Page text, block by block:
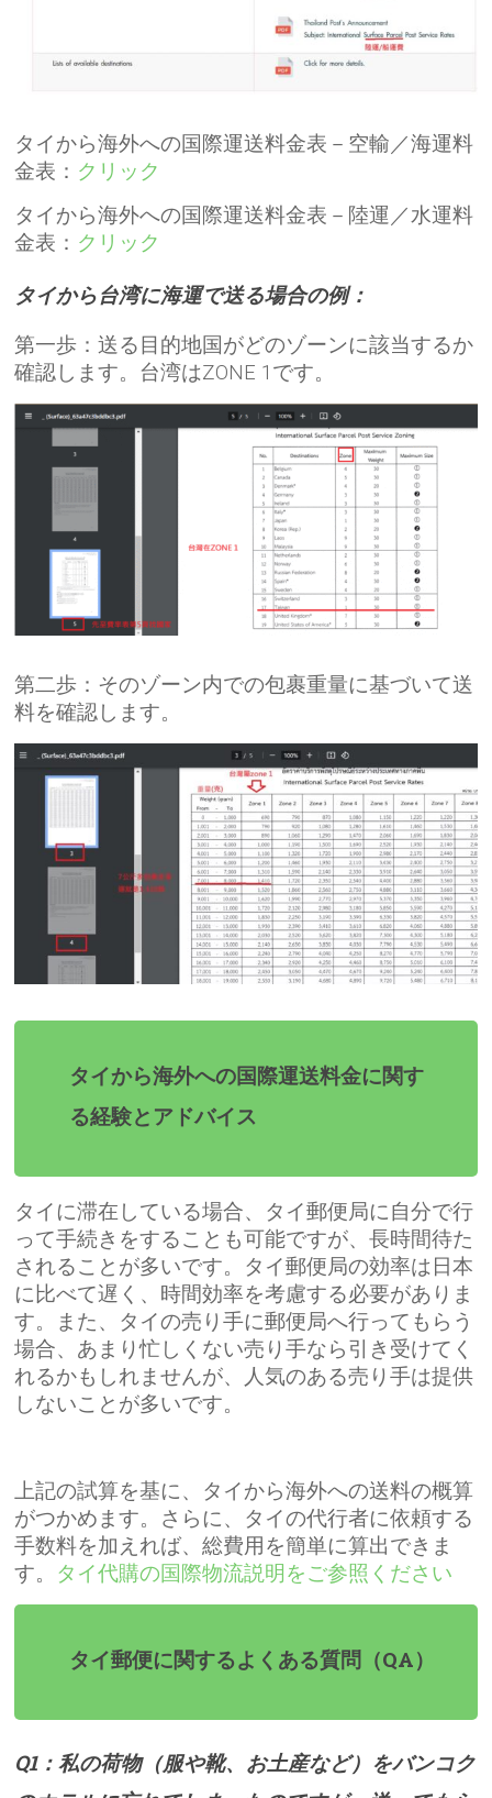
タイから海外への国際運送料金表－空輸／海運料
金表： クリック
タイから海外への国際運送料金表－陸運／水運料
金表： クリック
タイから台湾に海運で送る場合の例：
第一歩：送る目的地国がどのゾーンに該当するか
確認します。台湾はZONE 1です。
第二歩：そのゾーン内での包裹重量に基づいて送
料を確認します。
タイから海外への国際運送料金に関す
る経験とアドバイス
タイに滞在している場合、タイ郵便局に自分で行
って手続きをすることも可能ですが、長時間待た
されることが多いです。タイ郵便局の効率は日本
に比べて遅く、時間効率を考慮する必要がありま
す。また、タイの売り手に郵便局へ行ってもらう
場合、あまり忙しくない売り手なら引き受けてく
れるかもしれませんが、人気のある売り手は提供
しないことが多いです。
上記の試算を基に、タイから海外への送料の概算
がつかめます。さらに、タイの代行者に依頼する
手数料を加えれば、総費用を簡単に算出できま
す。 タイ代購の国際物流説明をご参照ください
タイ郵便に関するよくある質問（QA）
Q1：私の荷物（服や靴、お土産など）をバンコク